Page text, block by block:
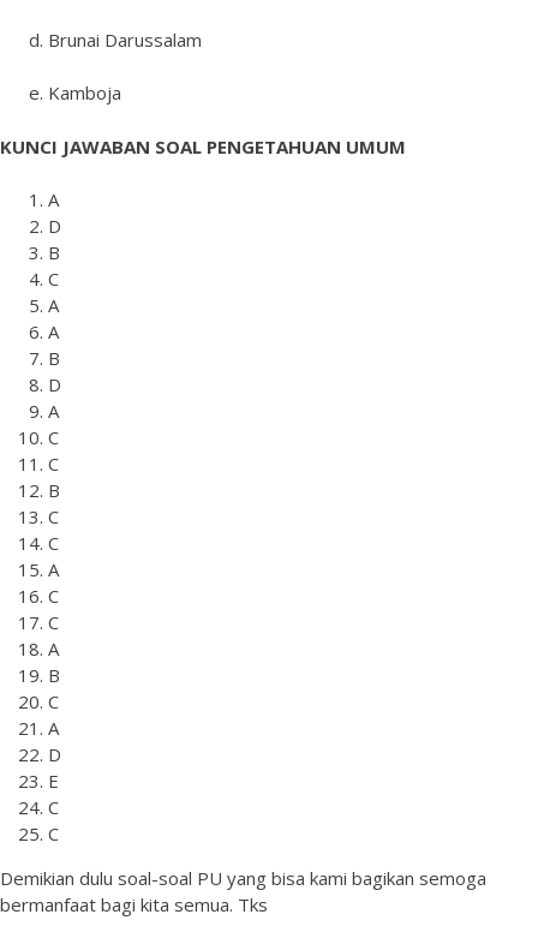
d. Brunai Darussalam
e. Kamboja
KUNCI JAWABAN SOAL PENGETAHUAN UMUM
A
D
B
C
A
A
B
D
A
C
C
B
C
C
A
C
C
A
B
C
A
D
E
C
C
Demikian dulu soal-soal PU yang bisa kami bagikan semoga
bermanfaat bagi kita semua. Tks